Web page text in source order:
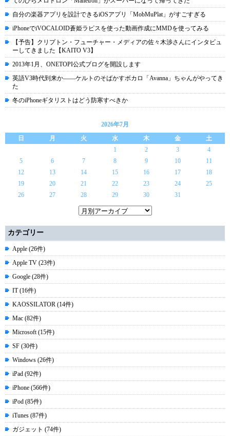
自分の楽器アプリを設計できるiOSアプリ「MobMuPlat」がすごすぎる
iPhoneでiVOCALOID蒼姫ラピスを使った動画作成にMMDを使ってみる
【予告】クリプトン・フューチャー・メディアの佐々木渉さんにインタビュ
ーしてきました【KAITO V3】
2013年1月、ONETOPI公式ブログを開設します
英語V3時代到来か――ケルトのそばかすボカロ「Avanna」ちゃんがやってき
た
冬のiPhoneギタリストはどう防寒すべきか
2026年7月
日
月 火 水 木 金
土
1
2 3
4
5
6 7 8 9 10
11
12
13 14 15 16 17
18
19
20 21 22 23 24
25
26
27 28 29 30 31
カテゴリー
Apple (26件)
Apple TV (23件)
Google (28件)
IT (16件)
KAOSSILATOR (14件)
Mac (82件)
Microsoft (15件)
SF (30件)
Windows (26件)
iPad (92件)
iPhone (566件)
iPod (85件)
iTunes (87件)
ガジェット (74件)